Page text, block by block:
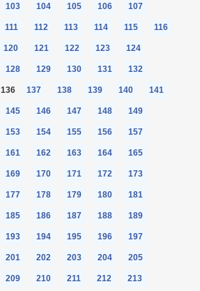
103 104 105 106 107
111 112 113 114 115 116
120 121 122 123 124
128 129 130 131 132
136 137 138 139 140 141
145 146 147 148 149
153 154 155 156 157
161 162 163 164 165
169 170 171 172 173
177 178 179 180 181
185 186 187 188 189
193 194 195 196 197
201 202 203 204 205
209 210 211 212 213